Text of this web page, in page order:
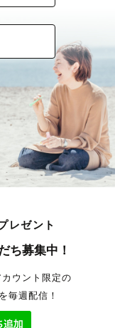
レゼント
ち募集中！
ウント限定の
毎週配信！